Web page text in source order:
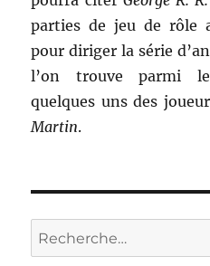
parties de jeu de rôle
pour diriger la série
l’on trouve parmi
quelques uns des
Martin.
Recherche
pour :